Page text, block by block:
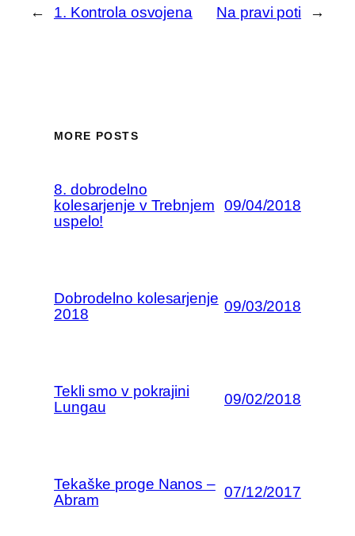
← 1. Kontrola osvojena Na pravi poti →
MORE POSTS
8. dobrodelno
kolesarjenje v Trebnjem
uspelo!
09/04/2018
Dobrodelno kolesarjenje
2018
09/03/2018
Tekli smo v pokrajini
Lungau
09/02/2018
Tekaške proge Nanos –
Abram
07/12/2017